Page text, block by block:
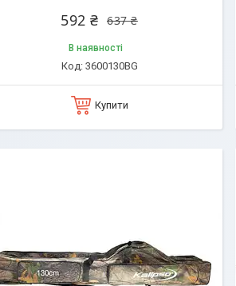
637 ₴
592 ₴
В наявності
3600130BG
Купити